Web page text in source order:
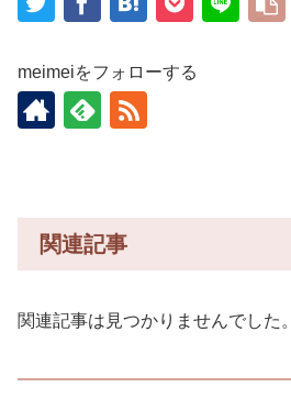
meimeiをフォローする
関連記事
関連記事は見つかりませんでした。